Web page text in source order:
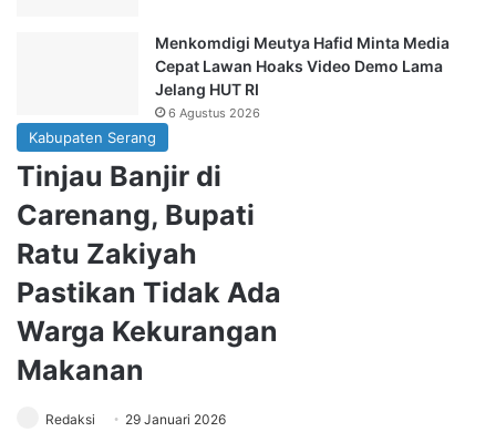
Menkomdigi Meutya Hafid Minta Media
Cepat Lawan Hoaks Video Demo Lama
Jelang HUT RI
6 Agustus 2026